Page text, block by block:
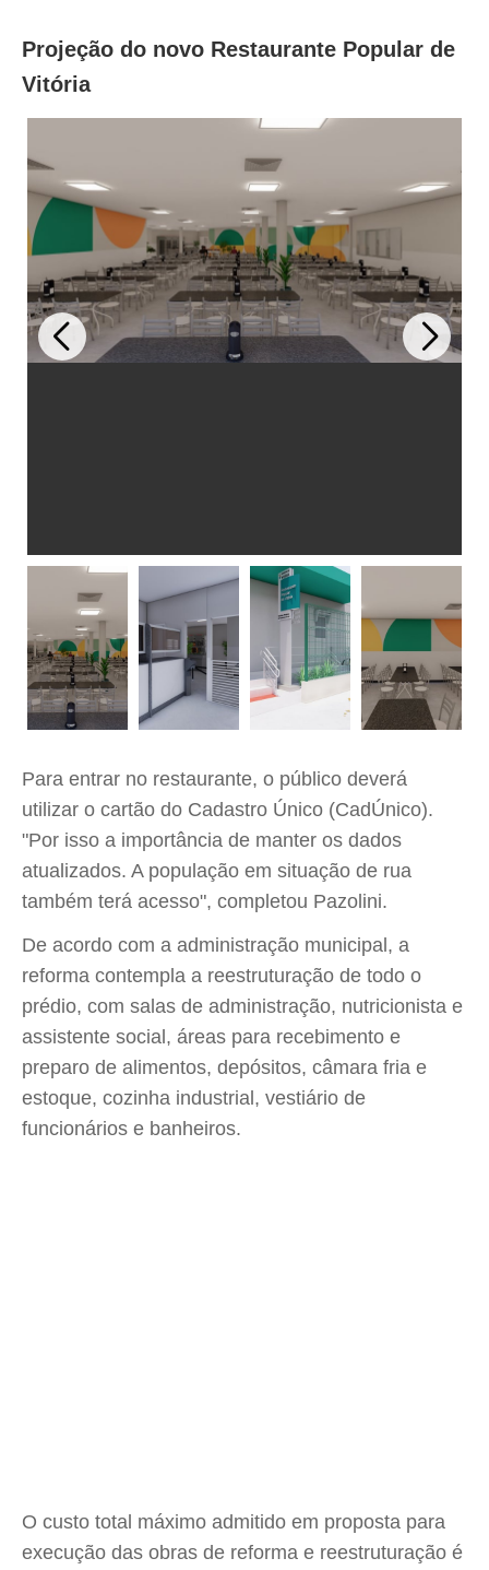
Projeção do novo Restaurante Popular de
Vitória
Para entrar no restaurante, o público deverá
utilizar o cartão do Cadastro Único (CadÚnico).
"Por isso a importância de manter os dados
atualizados. A população em situação de rua
também terá acesso", completou Pazolini.
De acordo com a administração municipal, a
reforma contempla a reestruturação de todo o
prédio, com salas de administração, nutricionista e
assistente social, áreas para recebimento e
preparo de alimentos, depósitos, câmara fria e
estoque, cozinha industrial, vestiário de
funcionários e banheiros.
O custo total máximo admitido em proposta para
execução das obras de reforma e reestruturação é